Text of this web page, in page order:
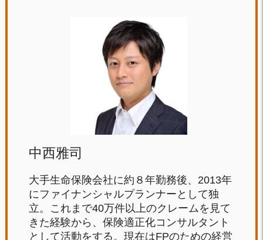
中西雅司
大手生命保険会社に約８年勤務後、2013年
にファイナンシャルプランナーとして独
立。これまで40万件以上のクレームを見て
きた経験から、保険適正化コンサルタント
として活動をする。現在はFPのための経営